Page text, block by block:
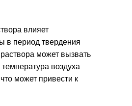
влияет
в период твердения
может вызвать
воздуха
может привести к